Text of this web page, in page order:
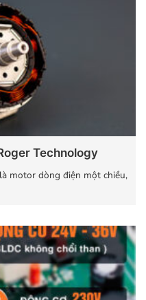
Technology
motor dòng điện một chiều,